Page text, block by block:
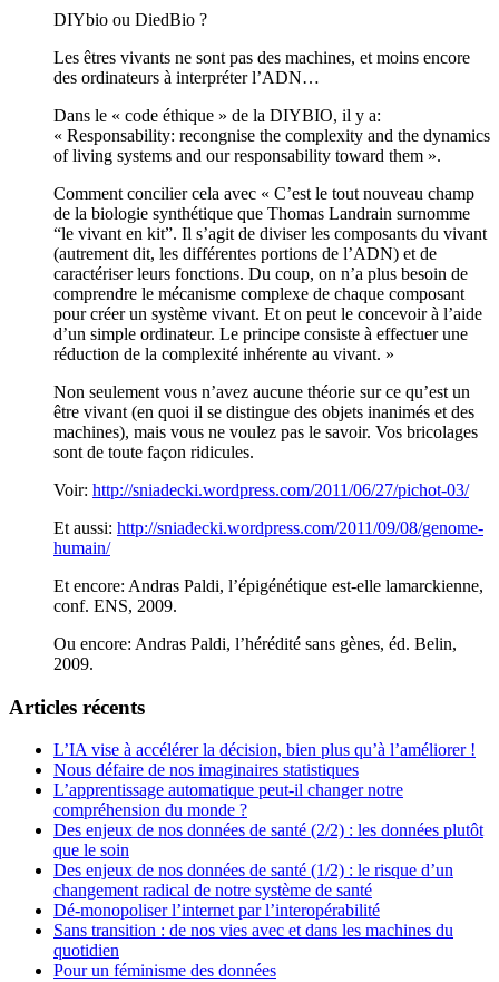
DIYbio ou DiedBio ?
Les êtres vivants ne sont pas des machines, et moins encore
des ordinateurs à interpréter l’ADN…
Dans le « code éthique » de la DIYBIO, il y a:
« Responsability: recongnise the complexity and the dynamics
of living systems and our responsability toward them ».
Comment concilier cela avec « C’est le tout nouveau champ
de la biologie synthétique que Thomas Landrain surnomme
“le vivant en kit”. Il s’agit de diviser les composants du vivant
(autrement dit, les différentes portions de l’ADN) et de
caractériser leurs fonctions. Du coup, on n’a plus besoin de
comprendre le mécanisme complexe de chaque composant
pour créer un système vivant. Et on peut le concevoir à l’aide
d’un simple ordinateur. Le principe consiste à effectuer une
réduction de la complexité inhérente au vivant. »
Non seulement vous n’avez aucune théorie sur ce qu’est un
être vivant (en quoi il se distingue des objets inanimés et des
machines), mais vous ne voulez pas le savoir. Vos bricolages
sont de toute façon ridicules.
Voir: http://sniadecki.wordpress.com/2011/06/27/pichot-03/
Et aussi: http://sniadecki.wordpress.com/2011/09/08/genome-
humain/
Et encore: Andras Paldi, l’épigénétique est-elle lamarckienne,
conf. ENS, 2009.
Ou encore: Andras Paldi, l’hérédité sans gènes, éd. Belin,
2009.
Articles récents
L’IA vise à accélérer la décision, bien plus qu’à l’améliorer !
Nous défaire de nos imaginaires statistiques
L’apprentissage automatique peut-il changer notre
compréhension du monde ?
Des enjeux de nos données de santé (2/2) : les données plutôt
que le soin
Des enjeux de nos données de santé (1/2) : le risque d’un
changement radical de notre système de santé
Dé-monopoliser l’internet par l’interopérabilité
Sans transition : de nos vies avec et dans les machines du
quotidien
Pour un féminisme des données